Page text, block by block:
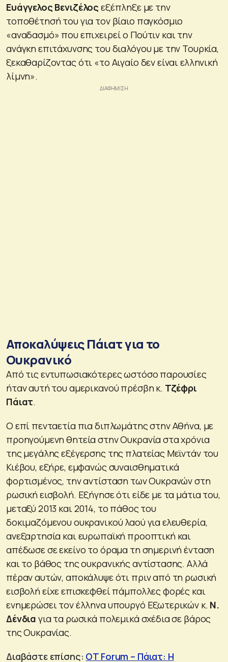
Ευάγγελος Βενιζέλος εξέπληξε με την
τοποθέτησή του για τον βίαιο παγκόσμιο
«αναδασμό» που επιχειρεί ο Πούτιν και την
ανάγκη επιτάχυνσης του διαλόγου με την Τουρκία,
ξεκαθαρίζοντας ότι «το Αιγαίο δεν είναι ελληνική
λίμνη».
Αποκαλύψεις Πάιατ για το
Ουκρανικό
Από τις εντυπωσιακότερες ωστόσο παρουσίες
ήταν αυτή του αμερικανού πρέσβη κ. Τζέφρι
Πάιατ.
Ο επί πενταετία πια διπλωμάτης στην Αθήνα, με
προηγούμενη θητεία στην Ουκρανία στα χρόνια
της μεγάλης εξέγερσης της πλατείας Μεϊντάν του
Κιέβου, εξήρε, εμφανώς συναισθηματικά
φορτισμένος, την αντίσταση των Ουκρανών στη
ρωσική εισβολή. Εξήγησε ότι είδε με τα μάτια του,
μεταξύ 2013 και 2014, το πάθος του
δοκιμαζόμενου ουκρανικού λαού για ελευθερία,
ανεξαρτησία και ευρωπαϊκή προοπτική και
απέδωσε σε εκείνο το όραμα τη σημερινή ένταση
και το βάθος της ουκρανικής αντίστασης. Αλλά
πέραν αυτών, αποκάλυψε ότι πριν από τη ρωσική
εισβολή είχε επισκεφθεί πάμπολλες φορές και
ενημερώσει τον έλληνα υπουργό Εξωτερικών κ. Ν.
Δένδια για τα ρωσικά πολεμικά σχέδια σε βάρος
της Ουκρανίας.
Διαβάστε επίσης: OT Forum – Πάιατ: Η